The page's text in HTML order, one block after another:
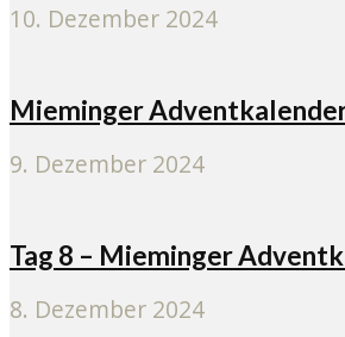
10. Dezember 2024
Mieminger Adventkalender
9. Dezember 2024
Tag 8 – Mieminger
8. Dezember 2024